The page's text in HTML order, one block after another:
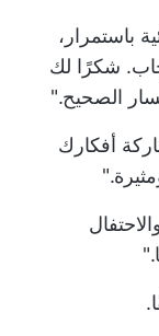
باستمرار،
شكرًا لك
الصحيح."
أفكارك